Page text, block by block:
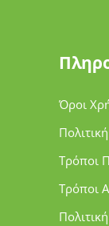
Όροι
Τρόποι
Τρόποι